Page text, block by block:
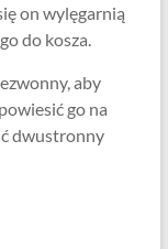
on wylęgarnią
do kosza.
aby
go na
dwustronny